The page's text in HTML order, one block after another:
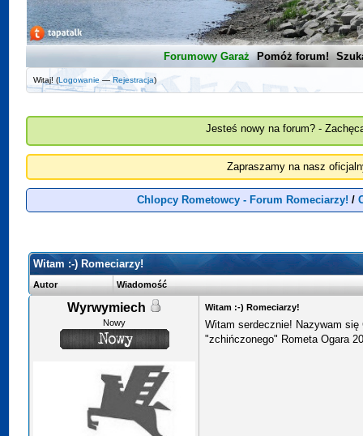
Forumowy Garaż Pomóż forum!
Witaj! (Logowanie —Rejestracja)
Jesteś nowy na forum? -
Zapraszamy na nasz
Chlopcy Rometowcy - Forum Romeciarzy! /
Witam :-) Romeciarzy!
Autor Wiadomość
Wyrwymiech
Nowy
Witam :-) Romeciarzy!
Witam serdecznie! Nazywam
"zchińczonego" Rometa Ogara